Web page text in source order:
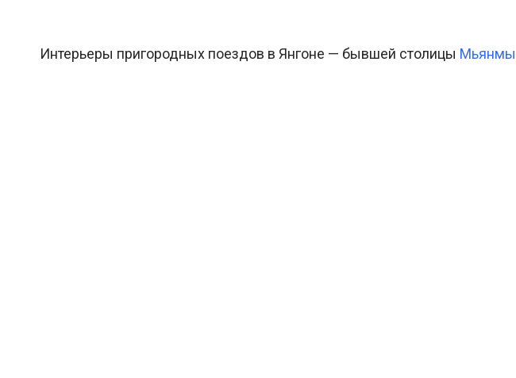
Интерьеры пригородных поездов в Янгоне — бывшей столицы Мьянмы